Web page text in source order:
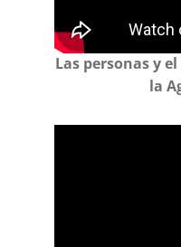
Las personas y
la